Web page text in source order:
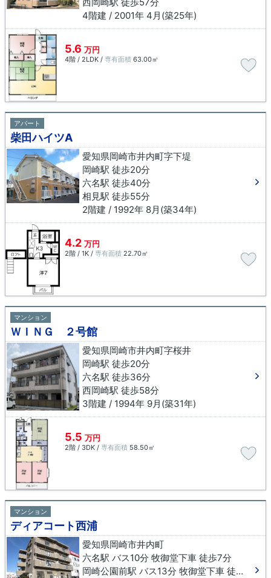
4階建 / 2001年 4月(築25年)
5.6 万円
4階 / 2LDK / 専有面積 63.00㎡
アパート
柴田ハイツA
愛知県岡崎市井内町字下堤
岡崎駅 徒歩20分
六名駅 徒歩40分
相見駅 徒歩55分
2階建 / 1992年 8月(築34年)
4.2 万円
2階 / 1K / 専有面積 22.70㎡
マンション
ＷＩＮＧ ２号館
愛知県岡崎市井内町字桜井
岡崎駅 徒歩20分
六名駅 徒歩36分
西岡崎駅 徒歩58分
3階建 / 1994年 9月(築31年)
5.5 万円
2階 / 3DK / 専有面積 58.50㎡
マンション
ディアコート西浦
愛知県岡崎市井内町
六名駅 バス10分 牧御堂下車 徒歩7分
岡崎公園前駅 バス13分 牧御堂下車 徒歩7分